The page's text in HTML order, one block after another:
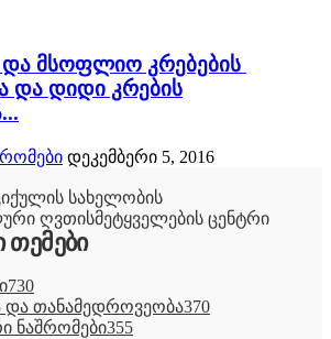
და მსოფლიო კრებების
და დიდი კრების
დეკემბერი 5, 2016
სახელობის
ღვთისმეტყველების ცენტრი
730
და თანამედროვეობა370
ნაშრომები355